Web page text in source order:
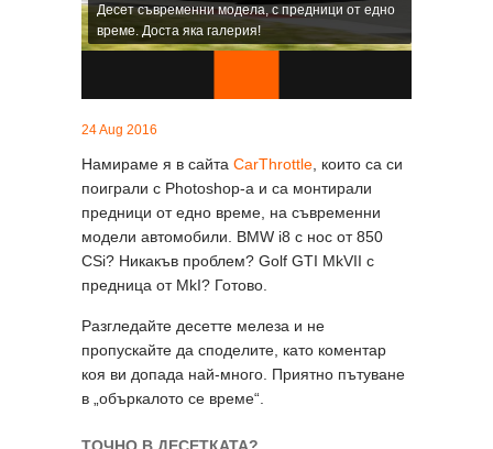
Десет съвременни модела, с предници от едно
време. Доста яка галерия!
24 Aug 2016
Намираме я в сайта CarThrottle , които са си
поиграли с Photoshop-а и са монтирали
предници от едно време, на съвременни
модели автомобили. BMW i8 с нос от 850
CSi? Никакъв проблем? Golf GTI MkVII с
предница от MkI? Готово.
Разгледайте десетте мелеза и не
пропускайте да споделите, като коментар
коя ви допада най-много. Приятно пътуване
в „объркалото се време“.
ТОЧНО В ДЕСЕТКАТА?